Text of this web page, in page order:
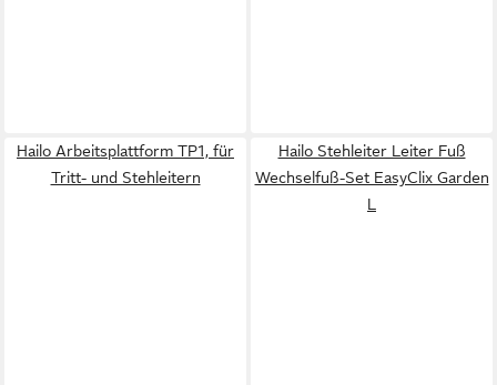
Hailo Arbeitsplattform TP1, für
Tritt- und Stehleitern
Hailo Stehleiter Leiter Fuß
Wechselfuß-Set EasyClix Garden
L